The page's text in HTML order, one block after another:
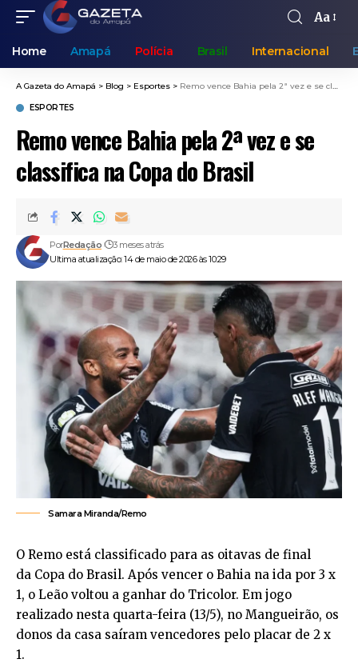
Aa
Home Amapá Polícia Brasil Internacional
A Gazeta do Amapá > Blog > Esportes > Remo vence Bahia pela 2ª vez e se classifica na Copa do Brasil
ESPORTES
Remo vence Bahia pela 2ª vez e se
classifica na Copa do Brasil
Ultima atualização: 14 de maio de 2026 às 10:29
PorRedação 3 meses atrás
Samara Miranda/Remo
O Remo está classificado para as oitavas de final
da Copa do Brasil. Após vencer o Bahia na ida por 3 x
1, o Leão voltou a ganhar do Tricolor. Em jogo
realizado nesta quarta-feira (13/5), no Mangueirão, os
donos da casa saíram vencedores pelo placar de 2 x
1.